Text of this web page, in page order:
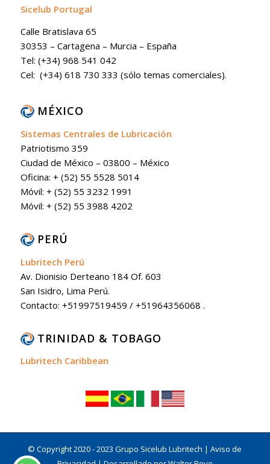
Sicelub Portugal
Calle Bratislava 65
30353 – Cartagena – Murcia – España
Tel: (+34) 968 541 042
Cel: (+34) 618 730 333 (sólo temas comerciales).
MÉXICO
Sistemas Centrales de Lubricación
Patriotismo 359
Ciudad de México – 03800 – México
Oficina: + (52) 55 5528 5014
Móvil: + (52) 55 3232 1991
Móvil: + (52) 55 3988 4202
PERÚ
Lubritech Perú
Av. Dionisio Derteano 184 Of. 603
San Isidro, Lima Perú.
Contacto: +51997519459 / +51964356068 .
TRINIDAD & TOBAGO
Lubritech Caribbean
© Copyright 2020 - 2023 Grupo Sicelub Lubritech |Aviso de